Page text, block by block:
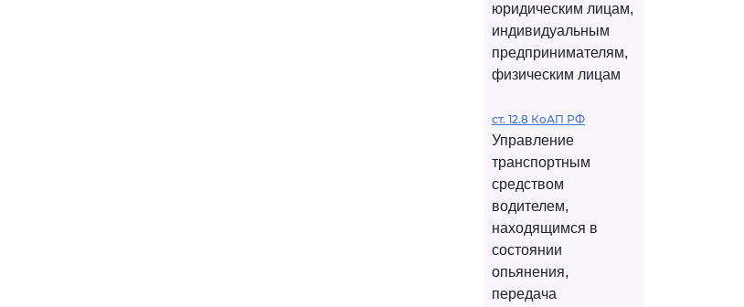
юридическим лицам,
индивидуальным
предпринимателям,
физическим лицам
ст. 12.8 КоАП РФ
Управление
транспортным
средством
водителем,
находящимся в
состоянии
опьянения,
передача